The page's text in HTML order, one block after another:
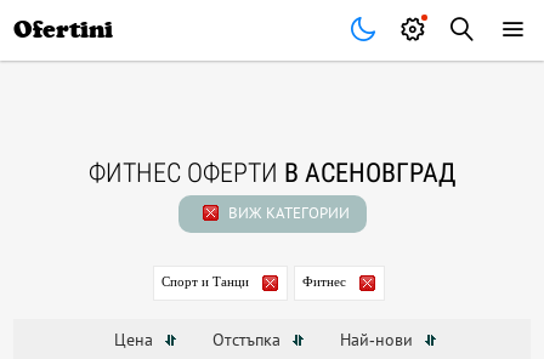
Ofertini
ФИТНЕС ОФЕРТИ В АСЕНОВГРАД
ВИЖ КАТЕГОРИИ
Спорт и Танци Фитнес
Цена Отстъпка Най-нови